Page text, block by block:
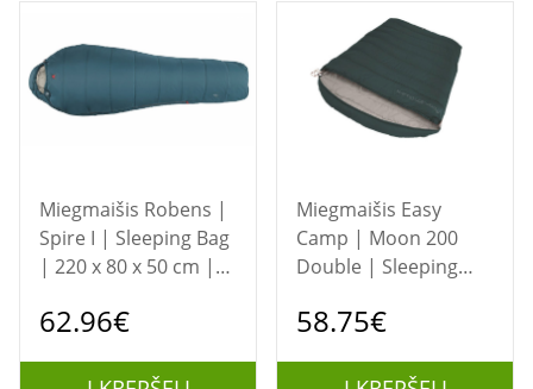
Miegmaišis Robens |
Spire I | Sleeping Bag
| 220 x 80 x 50 cm |
| Ocean Blue
62.96€
Miegmaišis Easy
Camp | Moon 200
Double | Sleeping
2 way open - auto
58.75€